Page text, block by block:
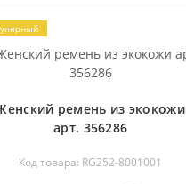
ремень из экокожи
арт. 356286
Код товара: RG252-8001001